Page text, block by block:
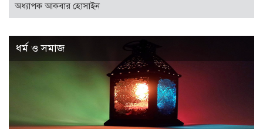
অধ্যাপক আকবার হোসাইন
ধর্ম ও সমাজ